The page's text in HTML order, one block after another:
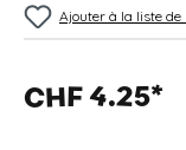
Ajouter à la liste de
CHF 4.25*